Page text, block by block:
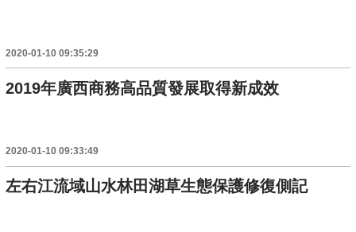
2020-01-10 09:35:29
2019年廣西商務高品質發展取得新成效
2020-01-10 09:33:49
左右江流域山水林田湖草生態保護修復側記